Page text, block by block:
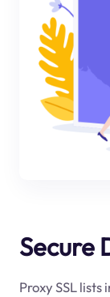
Secure
Proxy SSL